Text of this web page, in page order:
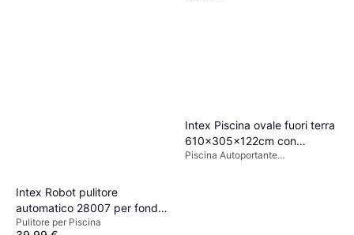
Intex Robot pulitore
automatico 28007 per fondo
piscina fuoriterra ZX50
Pulitore per Piscina
Intex Piscina ovale fuori terra
610x305x122cm con
scaletta e pompa 26798
Piscina Autoportante